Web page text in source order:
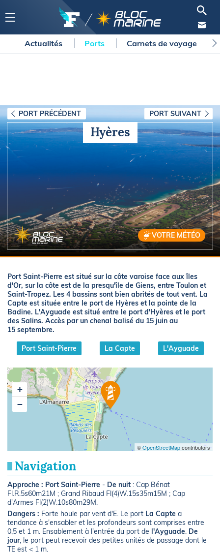
Actualités Ports Carnets de voyage
PORT PRÉCÉDENT PORT SUIVANT
Hyères
VOTRE MÉTÉO
Port Saint-Pierre est situé sur la côte varoise face aux îles
d'Or, sur la côte est de la presqu'île de Giens, entre Toulon et
Saint-Tropez. Les 4 bassins sont bien abrités de tout vent. La
Capte est située entre le port de Hyères et la pointe de la
Badine. L'Ayguade est situé entre le port d'Hyères et le port
des Salins. Accès par un chenal balisé du 15 juin au
15 septembre.
Port Saint-Pierre La Capte L'Ayguade
+
−
©OpenStreetMapcontributors
Navigation
Approche : Port Saint-Pierre - De nuit : Cap Bénat
Fl.R.5s60m21M ; Grand Ribaud Fl(4)W.15s35m15M ; Cap
d'Armes Fl(2)W.10s80m29M.
Dangers : Forte houle par vent d'E. Le port La Capte a
tendance à s'ensabler et les profondeurs sont comprises entre
0,5 et 1 m. Ensablement à l'entrée du port de l'Ayguade. De
jour, le port peut recevoir des petites unités de passage dont le
TE est < 1 m.